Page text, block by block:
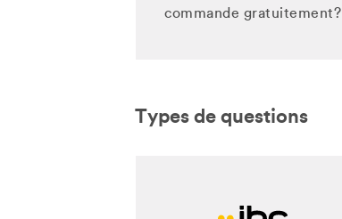
commande gratuitement?
Types de questions